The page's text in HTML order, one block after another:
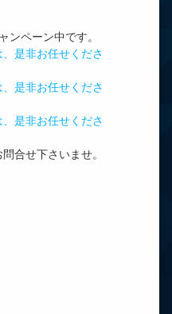
ンペーン中です。
是非お任せくださ
是非お任せくださ
是非お任せくださ
合せ下さいませ。